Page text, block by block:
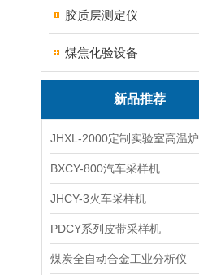
胶质层测定仪
煤焦化验设备
新品推荐
JHXL-2000定制实验室高温炉
BXCY-800汽车采样机
JHCY-3火车采样机
PDCY系列皮带采样机
煤炭全自动合金工业分析仪